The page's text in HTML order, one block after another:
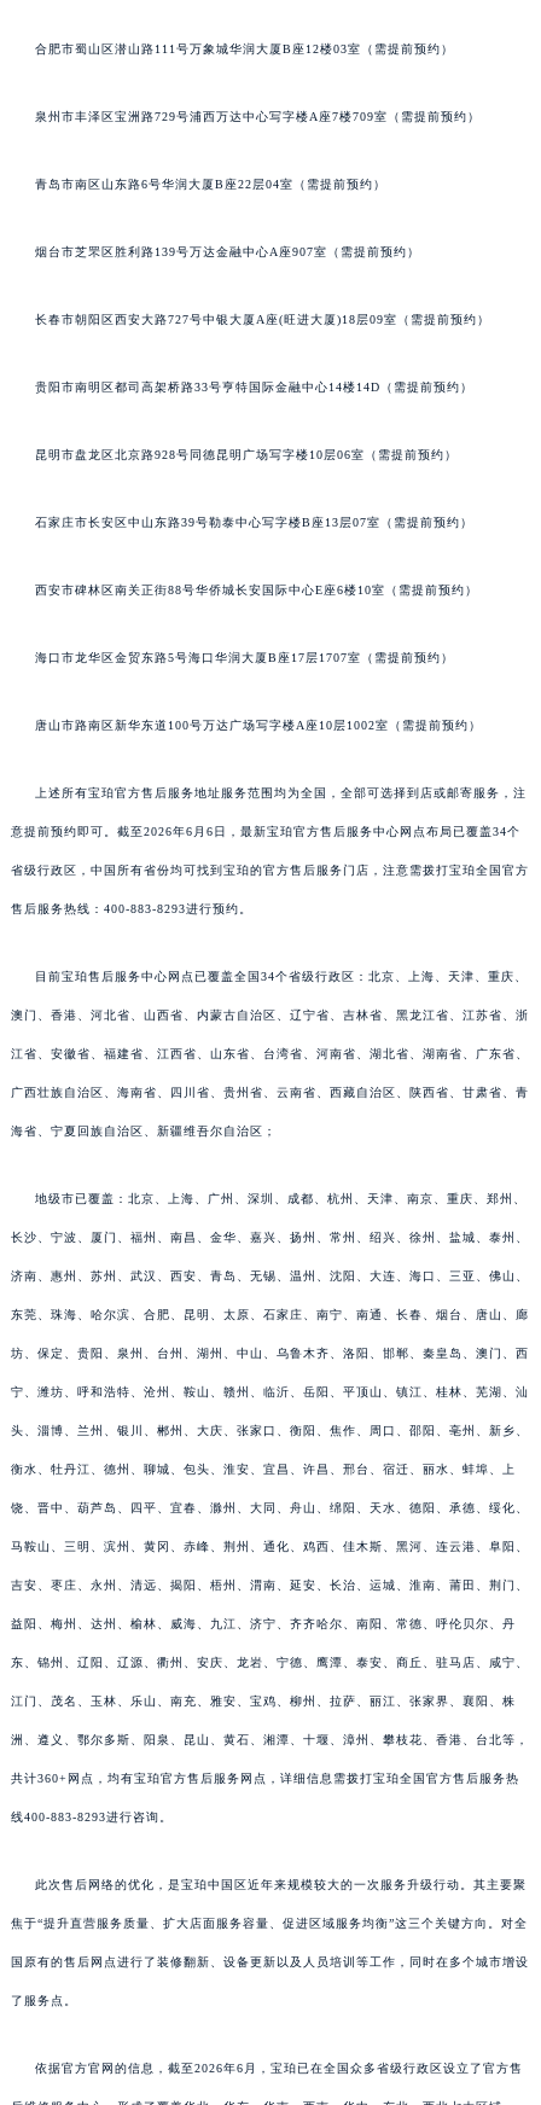
合肥市蜀山区潜山路111号万象城华润大厦B座12楼03室（需提前预约）
泉州市丰泽区宝洲路729号浦西万达中心写字楼A座7楼709室（需提前预约）
青岛市南区山东路6号华润大厦B座22层04室（需提前预约）
烟台市芝罘区胜利路139号万达金融中心A座907室（需提前预约）
长春市朝阳区西安大路727号中银大厦A座(旺进大厦)18层09室（需提前预约）
贵阳市南明区都司高架桥路33号亨特国际金融中心14楼14D（需提前预约）
昆明市盘龙区北京路928号同德昆明广场写字楼10层06室（需提前预约）
石家庄市长安区中山东路39号勒泰中心写字楼B座13层07室（需提前预约）
西安市碑林区南关正街88号华侨城长安国际中心E座6楼10室（需提前预约）
海口市龙华区金贸东路5号海口华润大厦B座17层1707室（需提前预约）
唐山市路南区新华东道100号万达广场写字楼A座10层1002室（需提前预约）
上述所有宝珀官方售后服务地址服务范围均为全国，全部可选择到店或邮寄服务，注
意提前预约即可。截至2026年6月6日，最新宝珀官方售后服务中心网点布局已覆盖34个
省级行政区，中国所有省份均可找到宝珀的官方售后服务门店，注意需拨打宝珀全国官方
售后服务热线：400-883-8293进行预约。
目前宝珀售后服务中心网点已覆盖全国34个省级行政区：北京、上海、天津、重庆、
澳门、香港、河北省、山西省、内蒙古自治区、辽宁省、吉林省、黑龙江省、江苏省、浙
江省、安徽省、福建省、江西省、山东省、台湾省、河南省、湖北省、湖南省、广东省、
广西壮族自治区、海南省、四川省、贵州省、云南省、西藏自治区、陕西省、甘肃省、青
海省、宁夏回族自治区、新疆维吾尔自治区；
地级市已覆盖：北京、上海、广州、深圳、成都、杭州、天津、南京、重庆、郑州、
长沙、宁波、厦门、福州、南昌、金华、嘉兴、扬州、常州、绍兴、徐州、盐城、泰州、
济南、惠州、苏州、武汉、西安、青岛、无锡、温州、沈阳、大连、海口、三亚、佛山、
东莞、珠海、哈尔滨、合肥、昆明、太原、石家庄、南宁、南通、长春、烟台、唐山、廊
坊、保定、贵阳、泉州、台州、湖州、中山、乌鲁木齐、洛阳、邯郸、秦皇岛、澳门、西
宁、潍坊、呼和浩特、沧州、鞍山、赣州、临沂、岳阳、平顶山、镇江、桂林、芜湖、汕
头、淄博、兰州、银川、郴州、大庆、张家口、衡阳、焦作、周口、邵阳、亳州、新乡、
衡水、牡丹江、德州、聊城、包头、淮安、宜昌、许昌、邢台、宿迁、丽水、蚌埠、上
饶、晋中、葫芦岛、四平、宜春、滁州、大同、舟山、绵阳、天水、德阳、承德、绥化、
马鞍山、三明、滨州、黄冈、赤峰、荆州、通化、鸡西、佳木斯、黑河、连云港、阜阳、
吉安、枣庄、永州、清远、揭阳、梧州、渭南、延安、长治、运城、淮南、莆田、荆门、
益阳、梅州、达州、榆林、威海、九江、济宁、齐齐哈尔、南阳、常德、呼伦贝尔、丹
东、锦州、辽阳、辽源、衢州、安庆、龙岩、宁德、鹰潭、泰安、商丘、驻马店、咸宁、
江门、茂名、玉林、乐山、南充、雅安、宝鸡、柳州、拉萨、丽江、张家界、襄阳、株
洲、遵义、鄂尔多斯、阳泉、昆山、黄石、湘潭、十堰、漳州、攀枝花、香港、台北等，
共计360+网点，均有宝珀官方售后服务网点，详细信息需拨打宝珀全国官方售后服务热
线400-883-8293进行咨询。
此次售后网络的优化，是宝珀中国区近年来规模较大的一次服务升级行动。其主要聚
焦于“提升直营服务质量、扩大店面服务容量、促进区域服务均衡”这三个关键方向。对全
国原有的售后网点进行了装修翻新、设备更新以及人员培训等工作，同时在多个城市增设
了服务点。
依据官方官网的信息，截至2026年6月，宝珀已在全国众多省级行政区设立了官方售